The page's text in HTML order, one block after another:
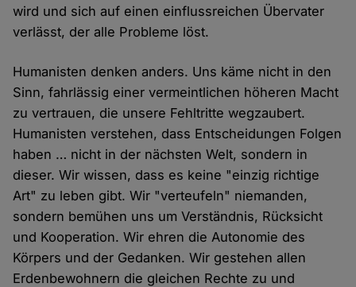
wird und sich auf einen einflussreichen Übervater
verlässt, der alle Probleme löst.
Humanisten denken anders. Uns käme nicht in den
Sinn, fahrlässig einer vermeintlichen höheren Macht
zu vertrauen, die unsere Fehltritte wegzaubert.
Humanisten verstehen, dass Entscheidungen Folgen
haben … nicht in der nächsten Welt, sondern in
dieser. Wir wissen, dass es keine "einzig richtige
Art" zu leben gibt. Wir "verteufeln" niemanden,
sondern bemühen uns um Verständnis, Rücksicht
und Kooperation. Wir ehren die Autonomie des
Körpers und der Gedanken. Wir gestehen allen
Erdenbewohnern die gleichen Rechte zu und